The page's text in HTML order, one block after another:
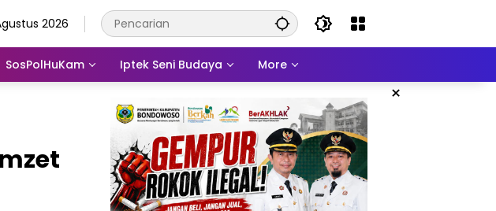
2026
SosPolHuKam Iptek Seni Budaya More
×